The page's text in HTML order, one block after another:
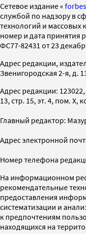
Cетевое издание «
службой по надзору в
технологий и
номер и дата принятия
ФС77-82431 от 23
Адрес редакции,
Звенигородская 2-я, д.
Адрес редакции:
13, стр. 15, эт. 4, пом. X,
Главный редактор:
Адрес электронной
Номер телефона
На информационном
рекомендательные
предоставления
систематизации и
к предпочтениям
находящихся на